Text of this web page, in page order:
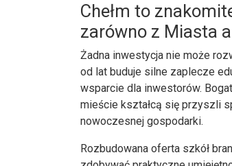
Chełm to
zarówno z Miasta
Żadna inwestycja nie może
od lat buduje silne zaplecze
wsparcie dla inwestorów.
mieście kształcą się przyszli
nowoczesnej gospodarki.
Rozbudowana oferta szkół